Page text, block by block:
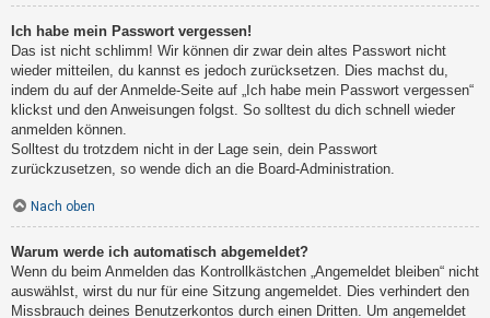
Ich habe mein Passwort vergessen!
Das ist nicht schlimm! Wir können dir zwar dein altes Passwort nicht
wieder mitteilen, du kannst es jedoch zurücksetzen. Dies machst du,
indem du auf der Anmelde-Seite auf „Ich habe mein Passwort vergessen“
klickst und den Anweisungen folgst. So solltest du dich schnell wieder
anmelden können.
Solltest du trotzdem nicht in der Lage sein, dein Passwort
zurückzusetzen, so wende dich an die Board-Administration.
Nach oben
Warum werde ich automatisch abgemeldet?
Wenn du beim Anmelden das Kontrollkästchen „Angemeldet bleiben“ nicht
auswählst, wirst du nur für eine Sitzung angemeldet. Dies verhindert den
Missbrauch deines Benutzerkontos durch einen Dritten. Um angemeldet